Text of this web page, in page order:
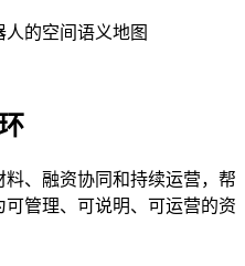
、融资协同和持续运营，帮
管理、可说明、可运营的资